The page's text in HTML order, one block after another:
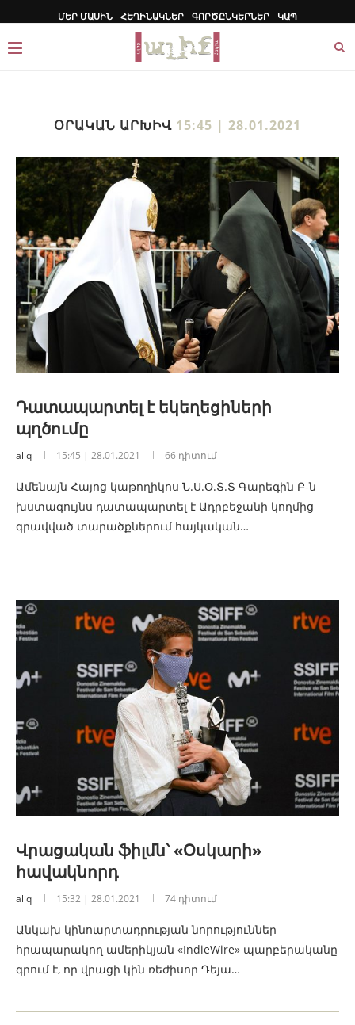
ՄԵՐ ՄԱՍԻՆ ՀԵՂԻՆԱԿՆԵՐ ԳՈՐԾԸՆԿԵՐՆԵՐ ԿԱՊ
ՕՐԱԿԱՆ ԱՐԽԻՎ 15:45 | 28.01.2021
Դատապարտել է եկեղեցիների
պղծումը
aliq 15:45 | 28.01.2021 66 դիտում
Ամենայն Հայոց կաթողիկոս Ն.Ս.Օ.Տ.Տ Գարեգին Բ-ն
խստագույնս դատապարտել է Ադրբեջանի կողմից
գրավված տարածքներում հայկական…
Վրացական ֆիլմն՝ «Օսկարի»
հավակնորդ
aliq 15:32 | 28.01.2021 74 դիտում
Անկախ կինոարտադրության նորություններ
հրապարակող ամերիկյան «IndieWire» պարբերականը
գրում է, որ վրացի կին ռեժիսոր Դեյա…